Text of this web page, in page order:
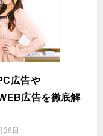
広告や
広告を徹底解
26日